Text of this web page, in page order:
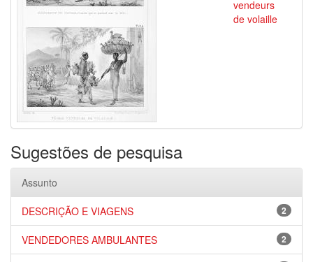
vendeurs
de volaille
Sugestões de pesquisa
Assunto
2
DESCRIÇÃO E VIAGENS
2
VENDEDORES AMBULANTES